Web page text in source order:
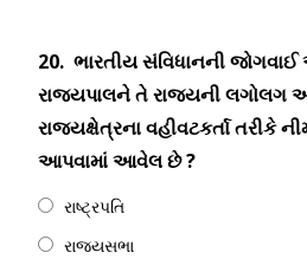
20. ભારતીય સંવિધાનની
રાજ્યપાલને તે રાજ્યની લગોલગ
રાજ્યક્ષેત્રના વહીવટકર્તા તરીકે
આપવામાં આવેલ છે ?
રાષ્ટ્રપતિ
રાજ્યસભા